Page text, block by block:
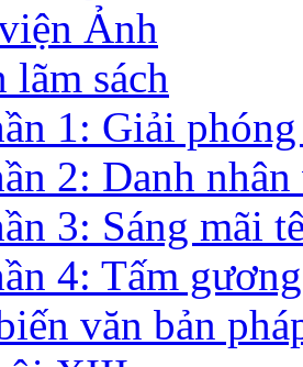
Ảnh
lãm sách
1: Giải
2: Danh nhân
3: Sáng mãi
4: Tấm
văn bản